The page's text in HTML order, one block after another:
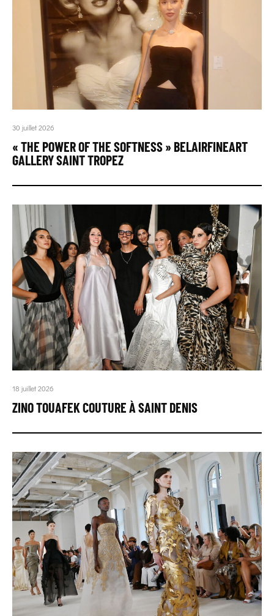
30 juillet 2026
« THE POWER OF THE SOFTNESS » BELAIRFINEART
GALLERY SAINT TROPEZ
18 juillet 2026
ZINO TOUAFEK COUTURE À SAINT DENIS